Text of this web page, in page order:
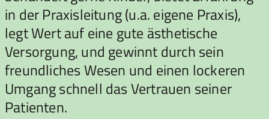
in der Praxisleitung (u.a. eigene Praxis),
legt Wert auf eine gute ästhetische
Versorgung, und gewinnt durch sein
freundliches Wesen und einen lockeren
Umgang schnell das Vertrauen seiner
Patienten.